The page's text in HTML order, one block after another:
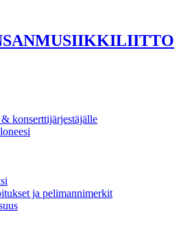
konserttijärjestäjälle
ja pelimannimerkit